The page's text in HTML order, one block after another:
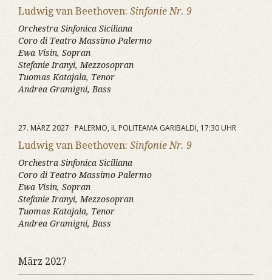
Ludwig van Beethoven: Sinfonie Nr. 9
Orchestra Sinfonica Siciliana
Coro di Teatro Massimo Palermo
Ewa Visin, Sopran
Stefanie Iranyi, Mezzosopran
Tuomas Katajala, Tenor
Andrea Gramigni, Bass
27. MÄRZ 2027 · PALERMO, IL POLITEAMA GARIBALDI, 17:30 UHR
Ludwig van Beethoven: Sinfonie Nr. 9
Orchestra Sinfonica Siciliana
Coro di Teatro Massimo Palermo
Ewa Visin, Sopran
Stefanie Iranyi, Mezzosopran
Tuomas Katajala, Tenor
Andrea Gramigni, Bass
März 2027